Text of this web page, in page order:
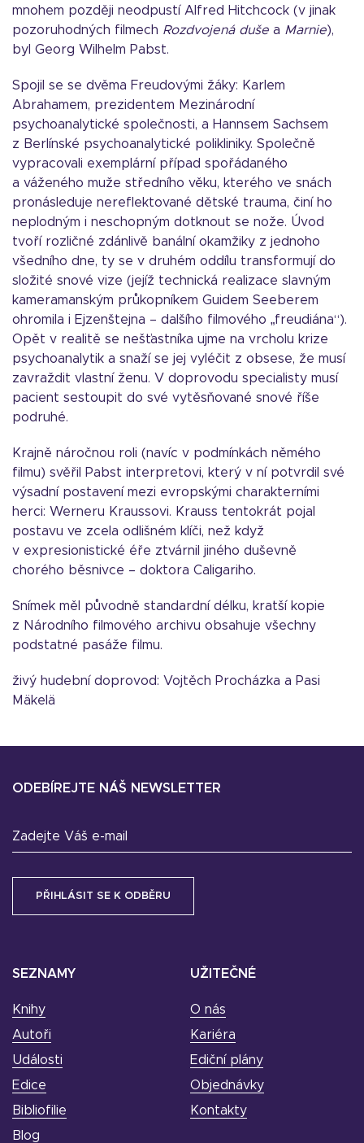
mnohem později neodpustí Alfred Hitchcock (v jinak
pozoruhodných filmech Rozdvojená duše a Marnie),
byl Georg Wilhelm Pabst.
Spojil se se dvěma Freudovými žáky: Karlem
Abrahamem, prezidentem Mezinárodní
psychoanalytické společnosti, a Hannsem Sachsem
z Berlínské psychoanalytické polikliniky. Společně
vypracovali exemplární případ spořádaného
a váženého muže středního věku, kterého ve snách
pronásleduje nereflektované dětské trauma, činí ho
neplodným i neschopným dotknout se nože. Úvod
tvoří rozličné zdánlivě banální okamžiky z jednoho
všedního dne, ty se v druhém oddílu transformují do
složité snové vize (jejíž technická realizace slavným
kameramanským průkopníkem Guidem Seeberem
ohromila i Ejzenštejna – dalšího filmového „freudiána“).
Opět v realitě se nešťastníka ujme na vrcholu krize
psychoanalytik a snaží se jej vyléčit z obsese, že musí
zavraždit vlastní ženu. V doprovodu specialisty musí
pacient sestoupit do své vytěsňované snové říše
podruhé.
Krajně náročnou roli (navíc v podmínkách němého
filmu) svěřil Pabst interpretovi, který v ní potvrdil své
výsadní postavení mezi evropskými charakterními
herci: Werneru Kraussovi. Krauss tentokrát pojal
postavu ve zcela odlišném klíči, než když
v expresionistické éře ztvárnil jiného duševně
chorého běsnivce – doktora Caligariho.
Snímek měl původně standardní délku, kratší kopie
z Národního filmového archivu obsahuje všechny
podstatné pasáže filmu.
živý hudební doprovod: Vojtěch Procházka a Pasi
Mäkelä
SEZNAMY
Knihy
Autoři
Události
Edice
Bibliofilie
Blog
UŽITEČNÉ
O nás
Kariéra
Ediční plány
Objednávky
Kontakty
ODEBÍREJTE NÁŠ NEWSLETTER
Zadejte Váš e-mail